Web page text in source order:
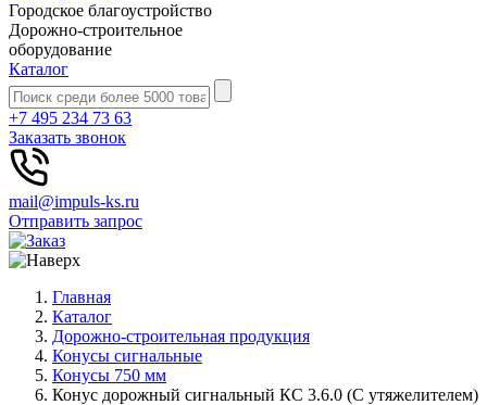
Городское благоустройство
Дорожно-строительное
оборудование
Каталог
+7 495 234 73 63
Заказать звонок
mail@impuls-ks.ru
Отправить запрос
Главная
Каталог
Дорожно-строительная продукция
Конусы сигнальные
Конусы 750 мм
Конус дорожный сигнальный КС 3.6.0 (С утяжелителем)